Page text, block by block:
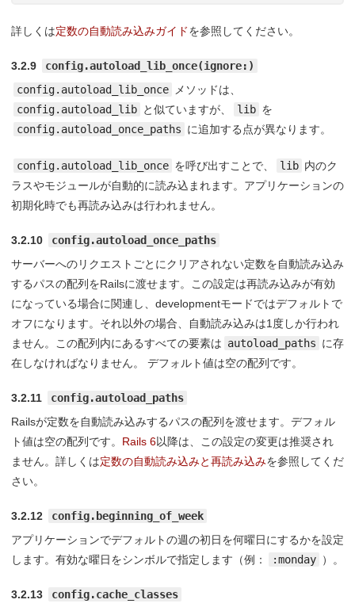
詳しくは定数の自動読み込みガイドを参照してください。
3.2.9
config.autoload_lib_once(ignore:)
config.autoload_lib_once メソッドは、
config.autoload_lib と似ていますが、 lib を
config.autoload_once_paths に追加する点が異なります。
config.autoload_lib_once を呼び出すことで、 lib 内のク
ラスやモジュールが自動的に読み込まれます。アプリケーションの
初期化時でも再読み込みは行われません。
3.2.10
config.autoload_once_paths
サーバーへのリクエストごとにクリアされない定数を自動読み込み
するパスの配列をRailsに渡せます。この設定は再読み込みが有効
になっている場合に関連し、developmentモードではデフォルトで
オフになります。それ以外の場合、自動読み込みは1度しか行われ
ません。この配列内にあるすべての要素は autoload_paths に存
在しなければなりません。 デフォルト値は空の配列です。
3.2.11
config.autoload_paths
Railsが定数を自動読み込みするパスの配列を渡せます。デフォル
ト値は空の配列です。 Rails 6以降は、この設定の変更は推奨され
ません。詳しくは定数の自動読み込みと再読み込みを参照してくだ
さい。
3.2.12
config.beginning_of_week
アプリケーションでデフォルトの週の初日を何曜日にするかを設定
します。有効な曜日をシンボルで指定します（例：
:monday ）。
3.2.13
config.cache_classes